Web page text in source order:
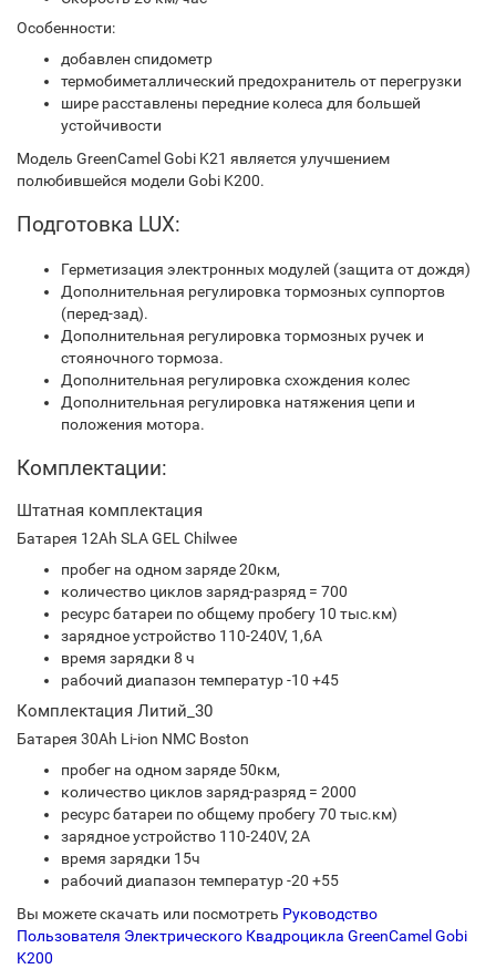
Особенности:
добавлен спидометр
термобиметаллический предохранитель от перегрузки
шире расставлены передние колеса для большей
устойчивости
Модель GreenCamel Gobi K21 является улучшением
полюбившейся модели Gobi K200.
Подготовка LUX:
Герметизация электронных модулей (защита от дождя)
Дополнительная регулировка тормозных суппортов
(перед-зад).
Дополнительная регулировка тормозных ручек и
стояночного тормоза.
Дополнительная регулировка схождения колес
Дополнительная регулировка натяжения цепи и
положения мотора.
Комплектации:
Штатная комплектация
Батарея 12Ah SLA GEL Chilwee
пробег на одном заряде 20км,
количество циклов заряд-разряд = 700
ресурс батареи по общему пробегу 10 тыс.км)
зарядное устройство 110-240V, 1,6A
время зарядки 8 ч
рабочий диапазон температур -10 +45
Комплектация Литий_30
Батарея 30Ah Li-ion NMC Boston
пробег на одном заряде 50км,
количество циклов заряд-разряд = 2000
ресурс батареи по общему пробегу 70 тыс.км)
зарядное устройство 110-240V, 2A
время зарядки 15ч
рабочий диапазон температур -20 +55
Вы можете скачать или посмотреть Руководство
Пользователя Электрического Квадроцикла GreenCamel Gobi
K200